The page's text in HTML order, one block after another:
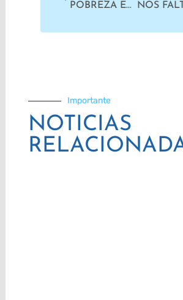
POBREZA EXTENDIDA | EL SALARIO MÍNIMO DEBIÓ UBICARSE EN $ 273.146
Importante
NOTICIAS